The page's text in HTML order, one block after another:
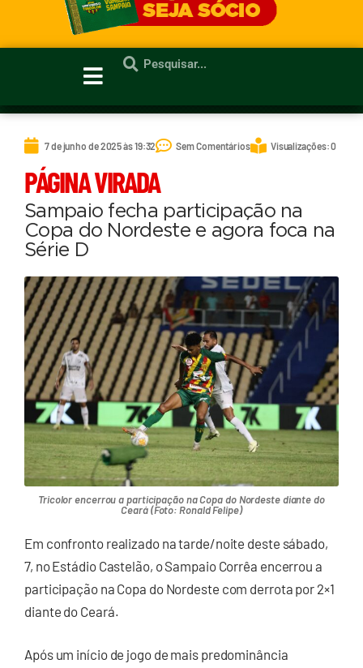
7 de junho de 2025 às 19:32 Sem Comentários Visualizações: 0
PÁGINA VIRADA
Sampaio fecha participação na
Copa do Nordeste e agora foca na
Série D
Tricolor encerrou a participação na Copa do Nordeste diante do
Ceará (Foto: Ronald Felipe)
Em confronto realizado na tarde/noite deste sábado,
7, no Estádio Castelão, o Sampaio Corrêa encerrou a
participação na Copa do Nordeste com derrota por 2×1
diante do Ceará.
Após um início de jogo de mais predominância